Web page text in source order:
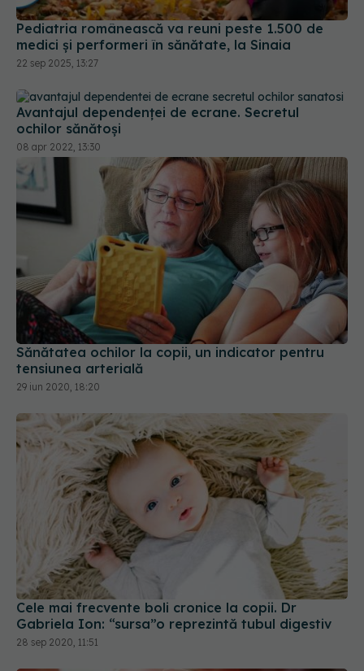
Pediatria românească va reuni peste 1.500 de
medici și performeri în sănătate, la Sinaia
22 sep 2025, 13:27
Avantajul dependenței de ecrane. Secretul
ochilor sănătoși
08 apr 2022, 13:30
Sănătatea ochilor la copii, un indicator pentru
tensiunea arterială
29 iun 2020, 18:20
Cele mai frecvente boli cronice la copii. Dr
Gabriela Ion: “sursa”o reprezintă tubul digestiv
28 sep 2020, 11:51